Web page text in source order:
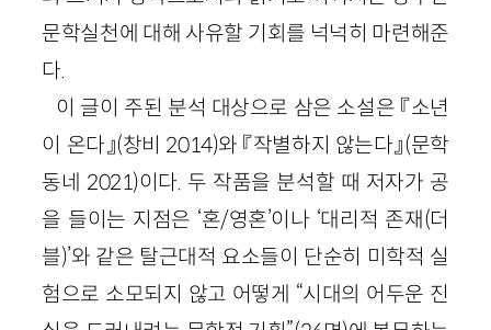
문학실천에 대해 사유할 기회를 넉넉히 마련해준
다.
이 글이 주된 분석 대상으로 삼은 소설은 『소년
이 온다』(창비 2014)와 『작별하지 않는다』(문학
동네 2021)이다. 두 작품을 분석할 때 저자가 공
을 들이는 지점은 ‘혼/영혼’이나 ‘대리적 존재(더
블)’와 같은 탈근대적 요소들이 단순히 미학적 실
험으로 소모되지 않고 어떻게 “시대의 어두운 진